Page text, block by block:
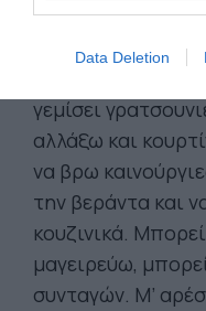
Data Deletion
δέκα χρόνια
ελλείψεις. Οι
γεμίσει
αλλάξω και
να βρω
την βεράντα και
κουζινικά.
μαγειρεύω,
συνταγών. Μ’